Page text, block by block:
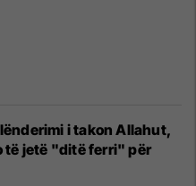
i takon Allahut,
të jetë "ditë ferri" për